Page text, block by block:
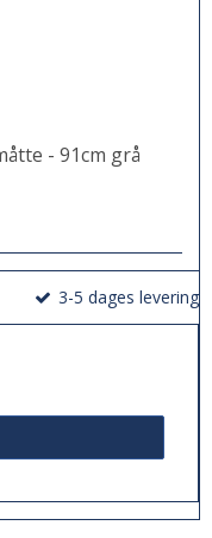
- 91cm grå
3-5 dages levering